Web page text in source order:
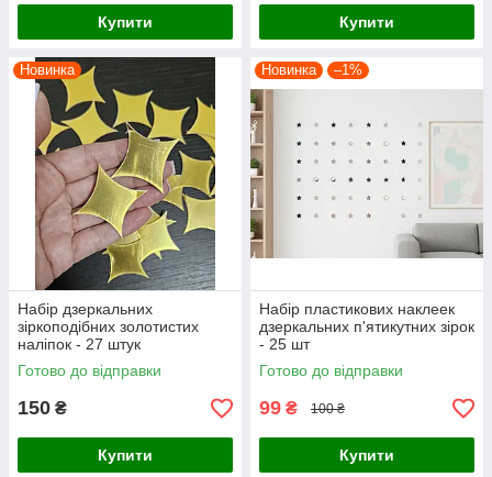
Купити Купити
Новинка
Набір дзеркальних
зіркоподібних золотистих
наліпок - 27 штук
Готово до відправки
150 ₴
Купити
Новинка –1%
Набір пластикових наклеек
дзеркальних п'ятикутних зірок
- 25 шт
Готово до відправки
99 ₴ 100 ₴
Купити